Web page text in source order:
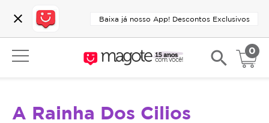
close Baixa já nosso App! Descontos Exclusivos
search 0
A Rainha Dos Cilios